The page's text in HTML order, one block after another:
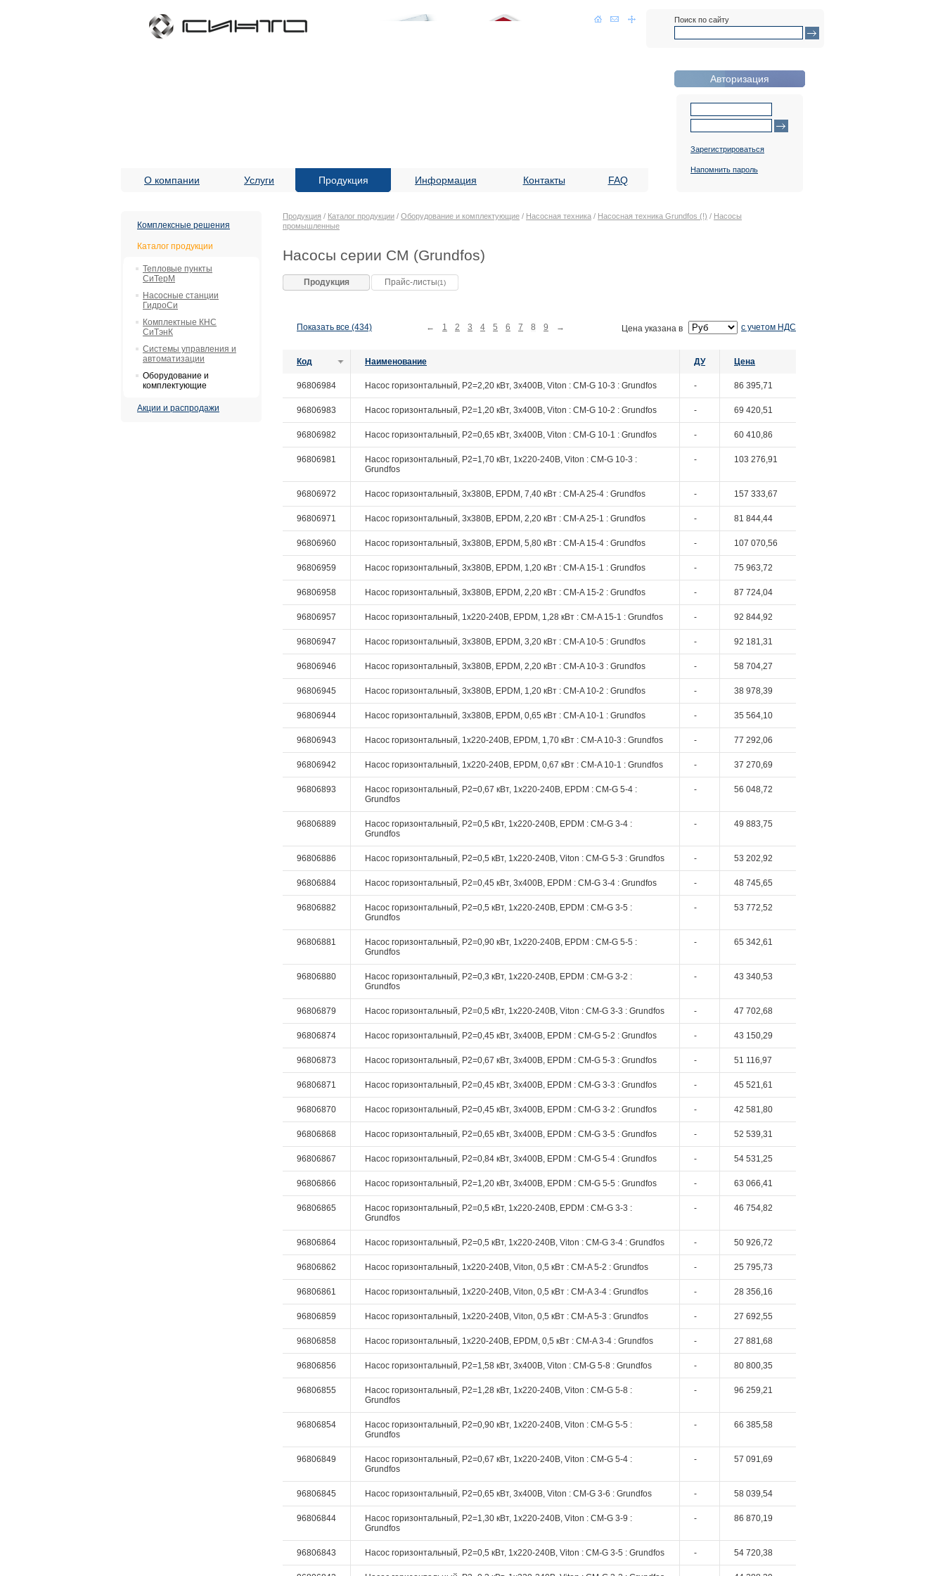
Поиск по сайту
О компании Услуги Продукция Информация Контакты FAQ
Авторизация
Зарегистрироваться
Напомнить пароль
Комплексные решения
Каталог продукции
Тепловые пункты
СиТерМ
Насосные станции
ГидроСи
Комплектные КНС
СиТэнК
Системы управления и
автоматизации
Оборудование и
комплектующие
Акции и распродажи
Продукция / Каталог продукции / Оборудование и комплектующие / Насосная техника / Насосная техника Grundfos (!) / Насосы
промышленные
Насосы серии CM (Grundfos)
Продукция Прайс-листы(1)
Показать все (434) с учетом НДС
Цена указана в
← 1 2 3 4 5 6 7 8 9 →
Код Наименование ДУ Цена
96806984 Насос горизонтальный, P2=2,20 кВт, 3х400В, Viton : CM-G 10-3 : Grundfos - 86 395,71
96806983 Насос горизонтальный, P2=1,20 кВт, 3х400В, Viton : CM-G 10-2 : Grundfos - 69 420,51
96806982 Насос горизонтальный, P2=0,65 кВт, 3х400В, Viton : CM-G 10-1 : Grundfos - 60 410,86
96806981
Насос горизонтальный, P2=1,70 кВт, 1х220-240В, Viton : CM-G 10-3 :
Grundfos
- 103 276,91
96806972 Насос горизонтальный, 3х380В, EPDM, 7,40 кВт : CM-A 25-4 : Grundfos - 157 333,67
96806971 Насос горизонтальный, 3х380В, EPDM, 2,20 кВт : CM-A 25-1 : Grundfos - 81 844,44
96806960 Насос горизонтальный, 3х380В, EPDM, 5,80 кВт : CM-A 15-4 : Grundfos - 107 070,56
96806959 Насос горизонтальный, 3х380В, EPDM, 1,20 кВт : CM-A 15-1 : Grundfos - 75 963,72
96806958 Насос горизонтальный, 3х380В, EPDM, 2,20 кВт : CM-A 15-2 : Grundfos - 87 724,04
96806957 Насос горизонтальный, 1х220-240В, EPDM, 1,28 кВт : CM-A 15-1 : Grundfos - 92 844,92
96806947 Насос горизонтальный, 3х380В, EPDM, 3,20 кВт : CM-A 10-5 : Grundfos - 92 181,31
96806946 Насос горизонтальный, 3х380В, EPDM, 2,20 кВт : CM-A 10-3 : Grundfos - 58 704,27
96806945 Насос горизонтальный, 3х380В, EPDM, 1,20 кВт : CM-A 10-2 : Grundfos - 38 978,39
96806944 Насос горизонтальный, 3х380В, EPDM, 0,65 кВт : CM-A 10-1 : Grundfos - 35 564,10
96806943 Насос горизонтальный, 1х220-240В, EPDM, 1,70 кВт : CM-A 10-3 : Grundfos - 77 292,06
96806942 Насос горизонтальный, 1х220-240В, EPDM, 0,67 кВт : CM-A 10-1 : Grundfos - 37 270,69
96806893
Насос горизонтальный, P2=0,67 кВт, 1х220-240В, EPDM : CM-G 5-4 :
Grundfos
- 56 048,72
96806889
Насос горизонтальный, P2=0,5 кВт, 1х220-240В, EPDM : CM-G 3-4 :
Grundfos
- 49 883,75
96806886 Насос горизонтальный, P2=0,5 кВт, 1х220-240В, Viton : CM-G 5-3 : Grundfos - 53 202,92
96806884 Насос горизонтальный, P2=0,45 кВт, 3х400В, EPDM : CM-G 3-4 : Grundfos - 48 745,65
96806882
Насос горизонтальный, P2=0,5 кВт, 1х220-240В, EPDM : CM-G 3-5 :
Grundfos
- 53 772,52
96806881
Насос горизонтальный, P2=0,90 кВт, 1х220-240В, EPDM : CM-G 5-5 :
Grundfos
- 65 342,61
96806880
Насос горизонтальный, P2=0,3 кВт, 1х220-240В, EPDM : CM-G 3-2 :
Grundfos
- 43 340,53
96806879 Насос горизонтальный, P2=0,5 кВт, 1х220-240В, Viton : CM-G 3-3 : Grundfos - 47 702,68
96806874 Насос горизонтальный, P2=0,45 кВт, 3х400В, EPDM : CM-G 5-2 : Grundfos - 43 150,29
96806873 Насос горизонтальный, P2=0,67 кВт, 3х400В, EPDM : CM-G 5-3 : Grundfos - 51 116,97
96806871 Насос горизонтальный, P2=0,45 кВт, 3х400В, EPDM : CM-G 3-3 : Grundfos - 45 521,61
96806870 Насос горизонтальный, P2=0,45 кВт, 3х400В, EPDM : CM-G 3-2 : Grundfos - 42 581,80
96806868 Насос горизонтальный, P2=0,65 кВт, 3х400В, EPDM : CM-G 3-5 : Grundfos - 52 539,31
96806867 Насос горизонтальный, P2=0,84 кВт, 3х400В, EPDM : CM-G 5-4 : Grundfos - 54 531,25
96806866 Насос горизонтальный, P2=1,20 кВт, 3х400В, EPDM : CM-G 5-5 : Grundfos - 63 066,41
96806865
Насос горизонтальный, P2=0,5 кВт, 1х220-240В, EPDM : CM-G 3-3 :
Grundfos
- 46 754,82
96806864 Насос горизонтальный, P2=0,5 кВт, 1х220-240В, Viton : CM-G 3-4 : Grundfos - 50 926,72
96806862 Насос горизонтальный, 1х220-240В, Viton, 0,5 кВт : CM-A 5-2 : Grundfos - 25 795,73
96806861 Насос горизонтальный, 1х220-240В, Viton, 0,5 кВт : CM-A 3-4 : Grundfos - 28 356,16
96806859 Насос горизонтальный, 1х220-240В, Viton, 0,5 кВт : CM-A 5-3 : Grundfos - 27 692,55
96806858 Насос горизонтальный, 1х220-240В, EPDM, 0,5 кВт : CM-A 3-4 : Grundfos - 27 881,68
96806856 Насос горизонтальный, P2=1,58 кВт, 3х400В, Viton : CM-G 5-8 : Grundfos - 80 800,35
96806855
Насос горизонтальный, P2=1,28 кВт, 1х220-240В, Viton : CM-G 5-8 :
Grundfos
- 96 259,21
96806854
Насос горизонтальный, P2=0,90 кВт, 1х220-240В, Viton : CM-G 5-5 :
Grundfos
- 66 385,58
96806849
Насос горизонтальный, P2=0,67 кВт, 1х220-240В, Viton : CM-G 5-4 :
Grundfos
- 57 091,69
96806845 Насос горизонтальный, P2=0,65 кВт, 3х400В, Viton : CM-G 3-6 : Grundfos - 58 039,54
96806844
Насос горизонтальный, P2=1,30 кВт, 1х220-240В, Viton : CM-G 3-9 :
Grundfos
- 86 870,19
96806843 Насос горизонтальный, P2=0,5 кВт, 1х220-240В, Viton : CM-G 3-5 : Grundfos - 54 720,38